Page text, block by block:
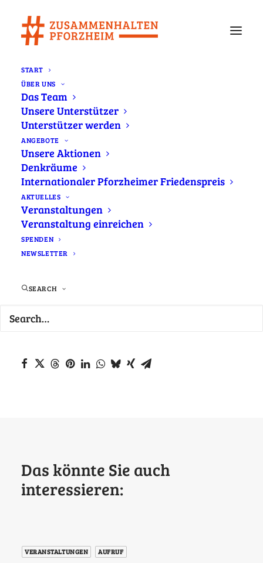
START
ÜBER UNS
Das Team
Unsere Unterstützer
Unterstützer werden
ANGEBOTE
Unsere Aktionen
Denkräume
Internationaler Pforzheimer Friedenspreis
AKTUELLES
Veranstaltungen
Veranstaltung einreichen
SPENDEN
NEWSLETTER
SEARCH
Home Newsletter
Bruchlinien in Osteuropa - OB-
Wahl - 80 Jahre Kriegsende -
Stolpersteinverlegung - Denkraum
"Bevor wir's vergessen: Corona" u.
Pforzheim
Das könnte Sie auch
interessieren:
VERANSTALTUNGEN AUFRUF